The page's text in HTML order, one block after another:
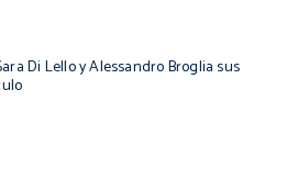
Di Lello y Alessandro Broglia sus